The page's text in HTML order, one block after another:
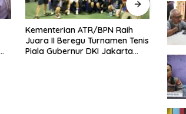
Kementerian ATR/BPN Raih
Juara II Beregu Turnamen Tenis
Piala Gubernur DKI Jakarta